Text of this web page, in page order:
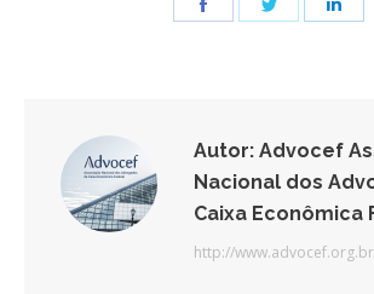
Autor: Advocef
Nacional dos
Caixa Econômica
http://www.advocef.org.br